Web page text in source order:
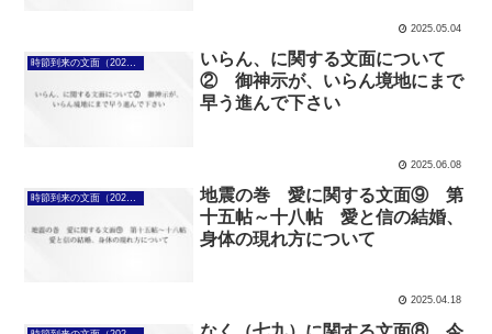
2025.05.04
いらん、に関する文面について
② 御神示が、いらん境地にまで
早う進んで下さい
2025.06.08
時節到来の文面（2025年4月7日～）
地震の巻 愛に関する文面⑨ 第
十五帖～十八帖 愛と信の結婚、
身体の現れ方について
2025.04.18